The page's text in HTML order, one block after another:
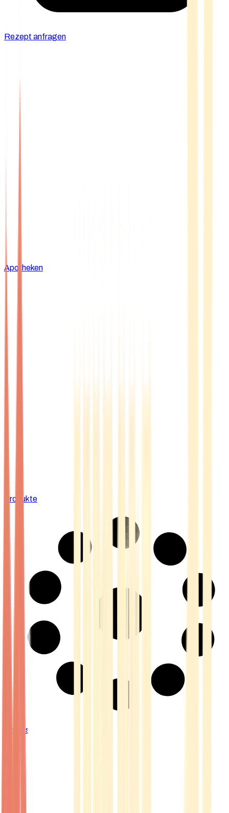
Rezept anfragen
Apotheken
Produkte
Strains